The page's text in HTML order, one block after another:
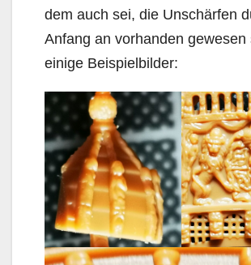
dem auch sei, die Unschärfen
Anfang an vorhanden gewesen
einige Beispielbilder: